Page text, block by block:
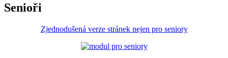
Senioři
Zjednodušená verze stránek nejen pro seniory